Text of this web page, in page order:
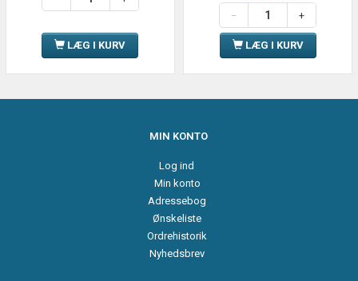
LÆG I KURV LÆG I KURV
MIN KONTO
Log ind
Min konto
Adressebog
Ønskeliste
Ordrehistorik
Nyhedsbrev